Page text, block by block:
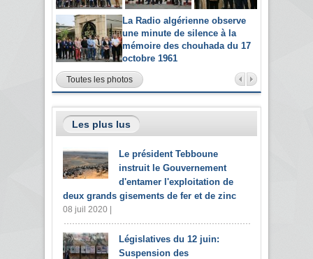
La Radio algérienne observe
une minute de silence à la
mémoire des chouhada du 17
octobre 1961
Toutes les photos
Les plus lus
Le président Tebboune
instruit le Gouvernement
d'entamer l'exploitation de
deux grands gisements de fer et de zinc
08 juil 2020 |
Législatives du 12 juin:
Suspension des